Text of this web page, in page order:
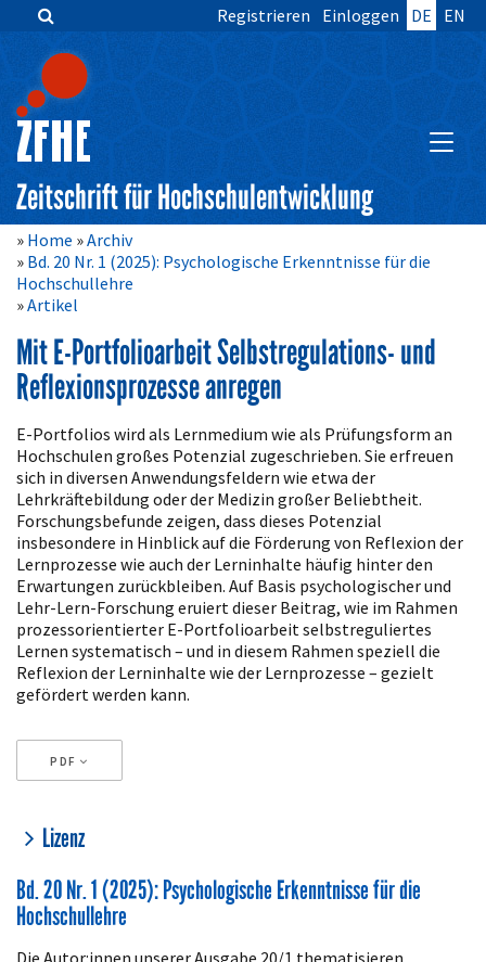
Zum
springen
Hauptnavigation
Inhalt
Sidebar
Registrieren Einloggen DE EN
Zeitschrift für Hochschulentwicklung
Home
Archiv
Bd. 20 Nr. 1 (2025): Psychologische Erkenntnisse für die
Hochschullehre
Artikel
Mit E-Portfolioarbeit Selbstregulations- und
Reflexionsprozesse anregen
Artikelinhalt
E-Portfolios wird als Lernmedium wie als Prüfungsform an
Hochschulen großes Potenzial zugeschrieben. Sie erfreuen
sich in diversen Anwendungsfeldern wie etwa der
Lehrkräftebildung oder der Medizin großer Beliebtheit.
Forschungsbefunde zeigen, dass dieses Potenzial
insbesondere in Hinblick auf die Förderung von Reflexion der
Lernprozesse wie auch der Lerninhalte häufig hinter den
Erwartungen zurückbleiben. Auf Basis psychologischer und
Lehr-Lern-Forschung eruiert dieser Beitrag, wie im Rahmen
prozessorientierter E-Portfolioarbeit selbstreguliertes
Lernen systematisch – und in diesem Rahmen speziell die
Reflexion der Lerninhalte wie der Lernprozesse – gezielt
gefördert werden kann.
PDF
Artikeldetails
Lizenz
Bd. 20 Nr. 1 (2025): Psychologische Erkenntnisse für die
Hochschullehre
Die Autor:innen unserer Ausgabe 20/1 thematisieren